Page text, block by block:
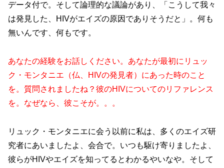
データ付で。そして論理的な議論があり、「こうして我々
は発見した、HIVがエイズの原因でありそうだと」。何も
無いんです、何もです。
あなたの経験をお話しください。あなたが最初にリュッ
ク・モンタニエ（仏、HIVの発見者）にあった時のこと
を。質問されましたね？彼のHIVについてのリファレンス
を。なぜなら、彼こそが。。。
リュック・モンタニエに会う以前に私は、多くのエイズ研
究者にあいましたよ、会合で。いつも駆け寄りましたよ、
彼らがHIVやエイズを知ってるとわかるやいなや。そして